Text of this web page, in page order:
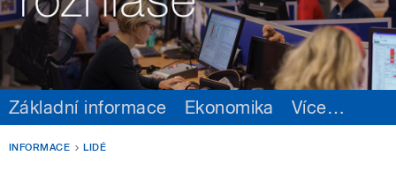
Základní informace Ekonomika Více…
INFORMACE LIDÉ